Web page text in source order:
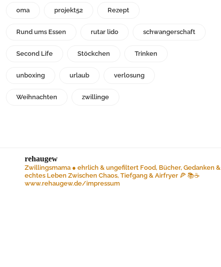
oma projekt52 Rezept
Rund ums Essen rutar lido schwangerschaft
Second Life Stöckchen Trinken
unboxing urlaub verlosung
Weihnachten zwillinge
rehaugew
Zwillingsmama ● ehrlich & ungefiltert Food, Bücher, Gedanken &
echtes Leben Zwischen Chaos, Tiefgang & Airfryer 🍕 📚☕️
www.rehaugew.de/impressum